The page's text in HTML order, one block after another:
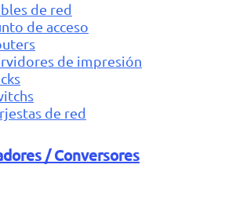
de red
de acceso
de impresión
de red
/ Conversores